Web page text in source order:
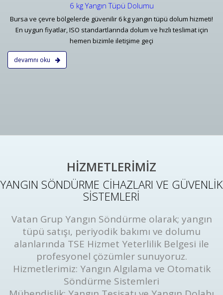
6 kg Yangın Tüpü Dolumu
Bursa ve çevre bölgelerde güvenilir 6 kg yangın tüpü dolum hizmeti!
En uygun fiyatlar, ISO standartlarında dolum ve hızlı teslimat için
hemen bizimle iletişime geçi
devamnı oku
HİZMETLERİMİZ
YANGIN SÖNDÜRME CİHAZLARI VE GÜVENLİK
SİSTEMLERİ
Vatan Grup Yangın Söndürme olarak; yangın
tüpü satışı, periyodik bakımı ve dolumu
alanlarında TSE Hizmet Yeterlilik Belgesi ile
profesyonel çözümler sunuyoruz.
Hizmetlerimiz: Yangın Algılama ve Otomatik
Söndürme Sistemleri